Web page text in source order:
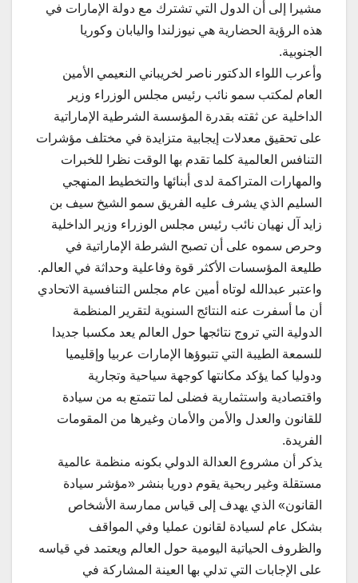
مشيرا إلى أن الدول التي تشترك مع دولة الإمارات في
هذه الرؤية الحضارية هي نيوزلندا واليابان وكوريا
الجنوبية.
وأعرب اللواء الدكتور ناصر لخريباني النعيمي الأمين
العام لمكتب سمو نائب رئيس مجلس الوزراء وزير
الداخلية عن ثقته بقدرة المؤسسة الشرطية الإماراتية
على تحقيق معدلات إيجابية متزايدة في مختلف مؤشرات
التنافس العالمية كلما تقدم بها الوقت نظرا للخبرات
والمهارات المتراكمة لدى أبنائها والتخطيط المنهجي
السليم الذي يشرف عليه الفريق سمو الشيخ سيف بن
زايد آل نهيان نائب رئيس مجلس الوزراء وزير الداخلية
وحرص سموه على أن تصبح الشرطة الإماراتية في
طليعة المؤسسات الأكثر قوة وفاعلية وحداثة في العالم.
واعتبر عبدالله لوتاه أمين عام مجلس التنافسية الاتحادي
أن ما أسفرت عنه النتائج السنوية لتقرير المنظمة
الدولية التي تروج نتائجها حول العالم يعد مكسبا جديدا
للسمعة الطيبة التي تتبوؤها الإمارات عربيا وإقليميا
ودوليا كما يؤكد مكانتها كوجهة سياحية وتجارية
واقتصادية واستثمارية فضلى لما تتمتع به من سيادة
للقانون والعدل والأمن والأمان وغيرها من المقومات
الفريدة.
يذكر أن مشروع العدالة الدولي بكونه منظمة عالمية
مستقلة وغير ربحية يقوم دوريا بنشر «مؤشر سيادة
القانون» الذي يهدف إلى قياس ممارسة الأشخاص
بشكل عام لسيادة لقانون عمليا وفي المواقف
والظروف الحياتية اليومية حول العالم ويعتمد في قياسه
على الإجابات التي تدلي بها العينة المشاركة في